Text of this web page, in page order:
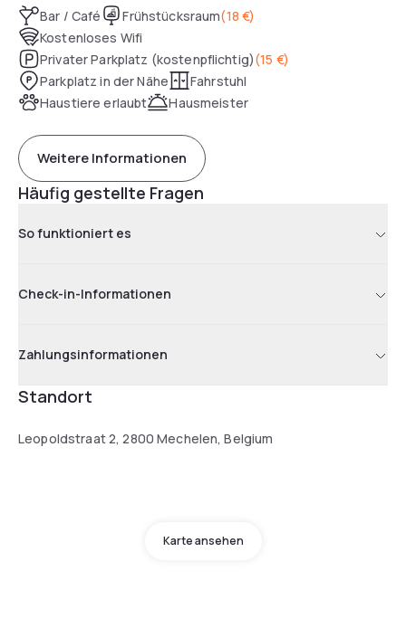
Bar / Café Frühstücksraum(18 €)
Kostenloses Wifi
Privater Parkplatz (kostenpflichtig)(15 €)
Parkplatz in der Nähe
Fahrstuhl
Haustiere erlaubt
Hausmeister
Weitere Informationen
Häufig gestellte Fragen
So funktioniert es
Check-in-Informationen
Zahlungsinformationen
Standort
Leopoldstraat 2, 2800 Mechelen, Belgium
Karte ansehen